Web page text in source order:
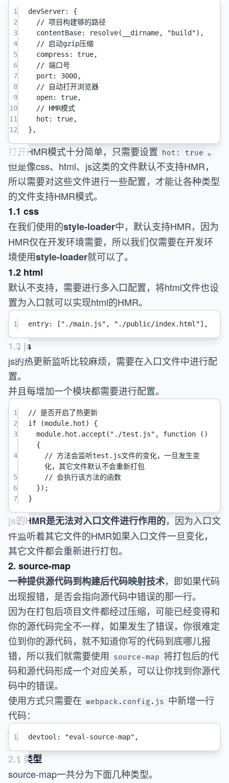
1 devServer: {
2
// 项目构建够的路径
3
contentBase: resolve(__dirname, "build"),
4
// 启动gzip压缩
5
compress : true,
6
// 端口号
7
port : 3000,
8
// 自动打开浏览器
9
open: true,
10
// HMR模式
11
hot : true,
12
},
打开HMR模式十分简单，只需要设置 hot: true 。
但是像css、html、js这类的文件默认不支持HMR，
所以需要对这些文件进行一些配置，才能让各种类型
的文件支持HMR模式。
1.1 css
在我们使用的style-loader中，默认支持HMR，因为
HMR仅在开发环境需要，所以我们仅需要在开发环
境使用style-loader就可以了。
1.2 html
默认不支持，需要进行多入口配置，将html文件也设
置为入口就可以实现html的HMR。
1 entry: [ "./main.js" , "./public/index.html"],
1.3 js
js的热更新监听比较麻烦，需要在入口文件中进行配
置。
并且每增加一个模块都需要进行配置。
1
// 是否开启了热更新
2
if (module.hot) {
3
module.hot. accept ( "./test.js" , function ()
{
4
// 方法会监听test.js文件的变化，一旦发生变
化，其它文件默认不会重新打包
5
// 会执行该方法的函数
6
});
7
}
js的HMR是无法对入口文件进行作用的，因为入口文
件监听着其它文件的HMR如果入口文件一旦变化，
其它文件都会重新进行打包。
2. source-map
一种提供源代码到构建后代码映射技术，即如果代码
出现报错，是否会指向源代码中错误的那一行。
因为在打包后项目文件都经过压缩，可能已经变得和
你的源代码完全不一样，如果发生了错误，你很难定
位到你的源代码，就不知道你写的代码到底哪儿报
错，所以我们就需要使用
source-map 将打包后的代
码和源代码形成一个对应关系，可以让你找到你源代
码中的错误。
使用方式只需要在 webpack.config.js 中新增一行
代码：
1 devtool : "eval-source-map" ,
2.1 类型
source-map一共分为下面几种类型。